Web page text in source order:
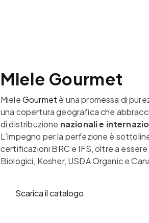
Miele Gourmet
MieleGourmet è una promessa di
una copertura geografica che
di distribuzione nazionali e
L’impegno per la perfezione è
certificazioni BRC e IFS, oltre a
Biologici, Kosher, USDA Organic e
Scarica il catalogo